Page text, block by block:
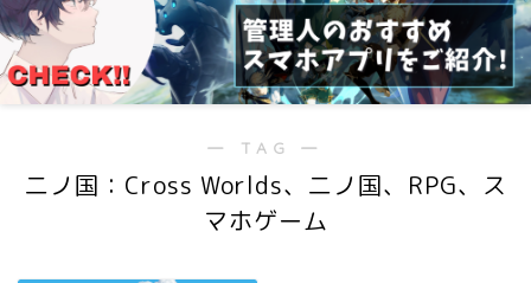
― TAG ―
二ノ国：Cross Worlds、二ノ国、RPG、ス
マホゲーム